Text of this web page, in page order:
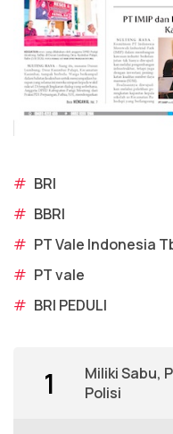
# BRI
# BBRI
# PT Vale Indonesia
# PT vale
# BRI PEDULI
1
Miliki Sabu,
Polisi